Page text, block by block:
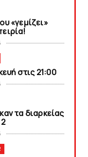
«γεμίζει»
στις 21:00
τα διαρκείας